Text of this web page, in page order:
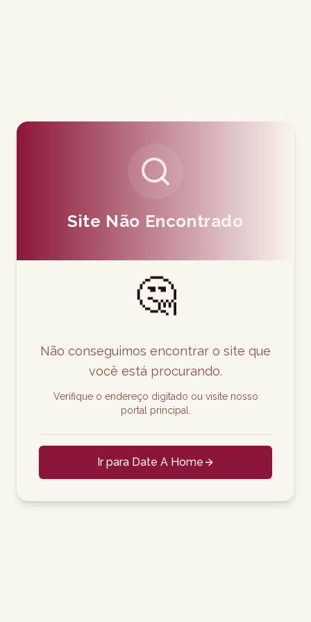
Site Não Encontrado
🤔
Não conseguimos encontrar o site que
você está procurando.
Verifique o endereço digitado ou visite nosso
portal principal.
Ir para Date A Home